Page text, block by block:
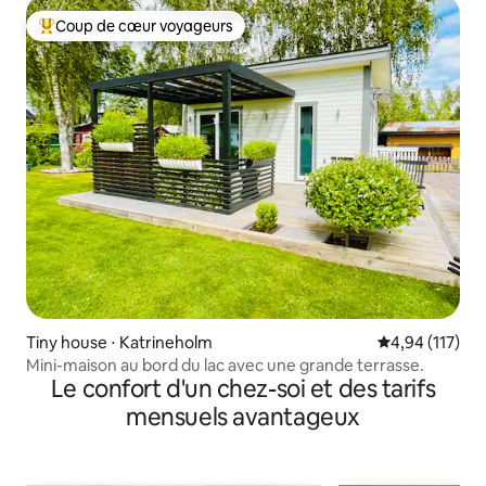
Coups de cœur voyageurs les plus appréciés
Coup de cœur voyageurs
Tiny house ⋅ Katrineholm Évaluation
4,94 (117)
Mini-maison au bord du lac avec une grande terrasse.
Le confort d'un chez-soi et des tarifs
mensuels avantageux